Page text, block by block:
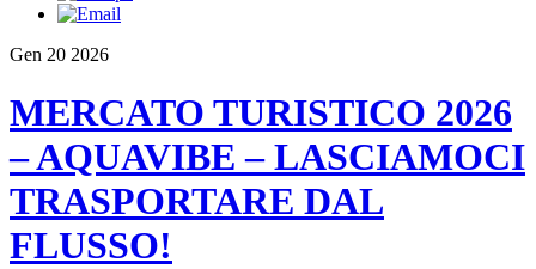
Gen 20 2026
MERCATO TURISTICO 2026
– AQUAVIBE – LASCIAMOCI
TRASPORTARE DAL
FLUSSO!